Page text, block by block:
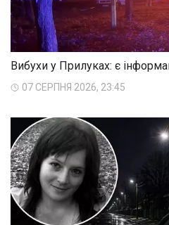
Вибухи у Прилуках: є
07 СЕРПНЯ 2026, 23:45